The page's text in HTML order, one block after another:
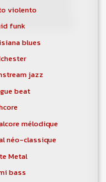
violento
funk
blues
jazz
beat
mélodique
néo-classique
Metal
bass